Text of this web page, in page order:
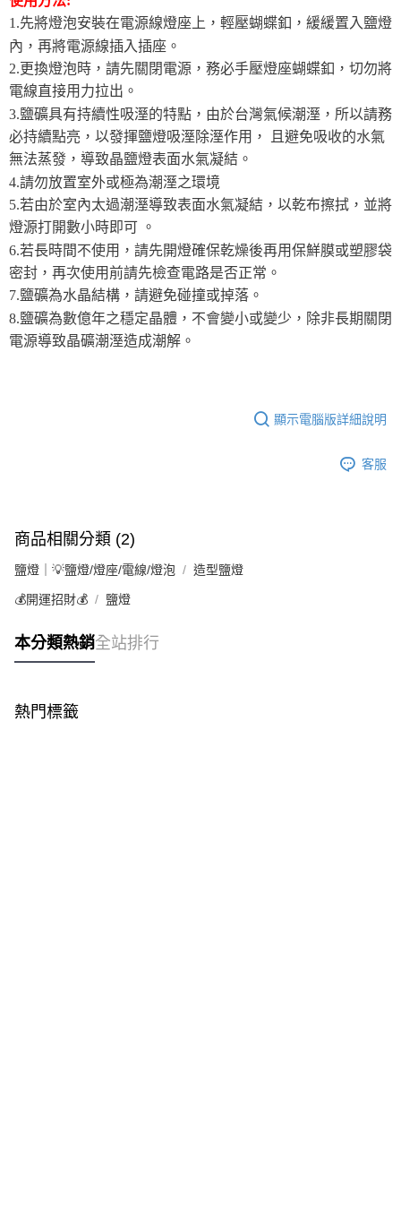
1.先將燈泡安裝在電源線燈座上，輕壓蝴蝶釦，緩緩置入鹽燈
內，再將電源線插入插座。
2.更換燈泡時，請先關閉電源，務必手壓燈座蝴蝶釦，切勿將
電線直接用力拉出。
3.鹽礦具有持續性吸溼的特點，由於台灣氣候潮溼，所以請務
必持續點亮，以發揮鹽燈吸溼除溼作用， 且避免吸收的水氣
無法蒸發，導致晶鹽燈表面水氣凝結。
4.請勿放置室外或極為潮溼之環境
5.若由於室內太過潮溼導致表面水氣凝結，以乾布擦拭，並將
燈源打開數小時即可 。
6.若長時間不使用，請先開燈確保乾燥後再用保鮮膜或塑膠袋
密封，再次使用前請先檢查電路是否正常。
7.鹽礦為水晶結構，請避免碰撞或掉落。
8.鹽礦為數億年之穩定晶體，不會變小或變少，除非長期關閉
電源導致晶礦潮溼造成潮解。
顯示電腦版詳細說明
客服
商品相關分類 (2)
鹽燈｜💡鹽燈/燈座/電線/燈泡 造型鹽燈
💰開運招財💰 鹽燈
本分類熱銷全站排行
熱門標籤